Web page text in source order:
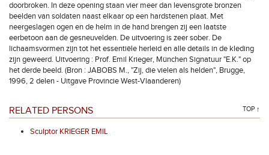
doorbroken. In deze opening staan vier meer dan levensgrote bronzen
beelden van soldaten naast elkaar op een hardstenen plaat. Met
neergeslagen ogen en de helm in de hand brengen zij een laatste
eerbetoon aan de gesneuvelden. De uitvoering is zeer sober. De
lichaamsvormen zijn tot het essentiële herleid en alle details in de kleding
zijn geweerd. Uitvoering : Prof. Emil Krieger, München Signatuur "E.K." op
het derde beeld. (Bron : JABOBS M., "Zij, die vielen als helden", Brugge,
1996, 2 delen - Uitgave Provincie West-Vlaanderen)
RELATED PERSONS TOP ↑
Sculptor KRIEGER EMIL